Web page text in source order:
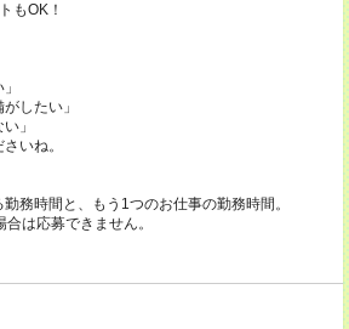
もOK！
したい」
」
いね。
務時間と、もう1つのお仕事の勤務時間。
は応募できません。